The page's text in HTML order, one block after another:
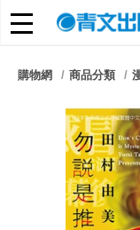
朋友們，提高警覺！
購物網 商品分類